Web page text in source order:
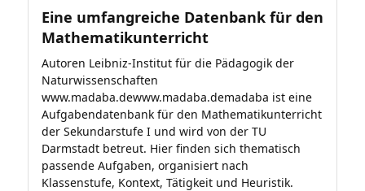
Eine umfangreiche Datenbank für den
Mathematikunterricht
Autoren Leibniz-Institut für die Pädagogik der
Naturwissenschaften
www.madaba.dewww.madaba.demadaba ist eine
Aufgabendatenbank für den Mathematikunterricht
der Sekundarstufe I und wird von der TU
Darmstadt betreut. Hier finden sich thematisch
passende Aufgaben, organisiert nach
Klassenstufe, Kontext, Tätigkeit und Heuristik.